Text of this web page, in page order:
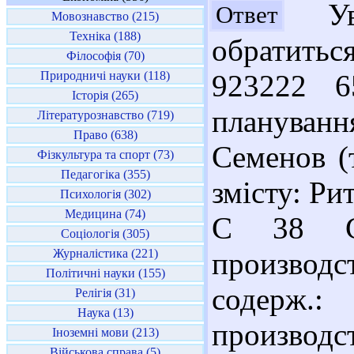
Мовознавство (215)
Техніка (188)
Філософія (70)
Природничі науки (118)
Історія (265)
Літературознавство (719)
Право (638)
Фізкультура та спорт (73)
Педагогіка (355)
Психологія (302)
Медицина (74)
Соціологія (305)
Журналістика (221)
Політичні науки (155)
Релігія (31)
Наука (13)
Іноземні мови (213)
Ответ
923222
Семенов
змісту:
С 38
содерж.: